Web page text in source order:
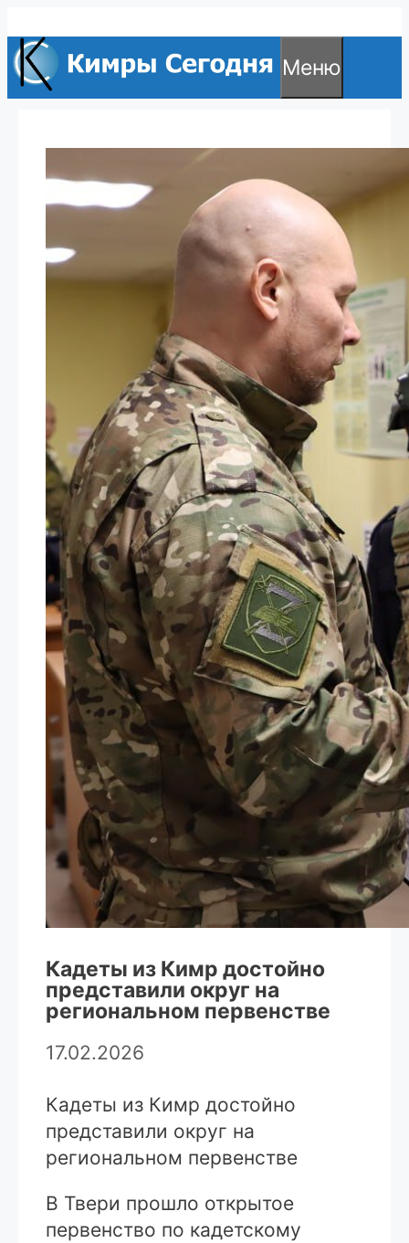
к
содержимому
Меню
Кадеты из Кимр достойно
представили округ на
региональном первенстве
17.02.2026
Кадеты из Кимр достойно
представили округ на
региональном первенстве
В Твери прошло открытое
первенство по кадетскому